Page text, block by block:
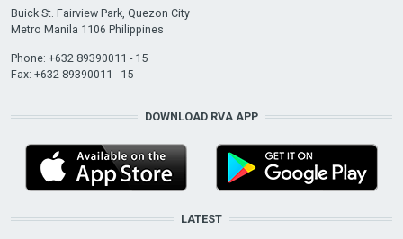
Buick St. Fairview Park, Quezon City
Metro Manila 1106 Philippines
Phone: +632 89390011 - 15
Fax: +632 89390011 - 15
DOWNLOAD RVA APP
LATEST